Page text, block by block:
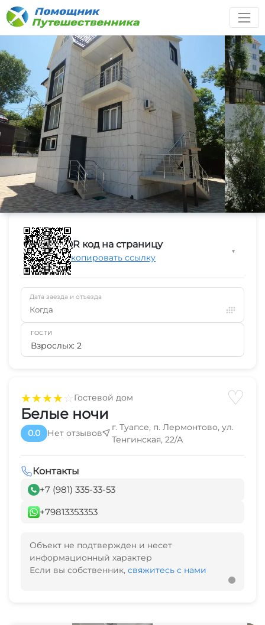
★★★★☆Гостевой дом ♡
Белые ночи
0.0 Нет отзывов
г. Туапсе, п. Лермонтово, ул.
Тенгинская, 22/А
Контакты
+7 (981) 335-33-53
+79813353353
Объект не подтвержден и несет
информационный характер
Если вы собственник, свяжитесь с нами
QR код на страницу
Скопировать ссылку
▼
Дата заезда и отъезда
Когда
ГОСТИ
Взрослых: 2